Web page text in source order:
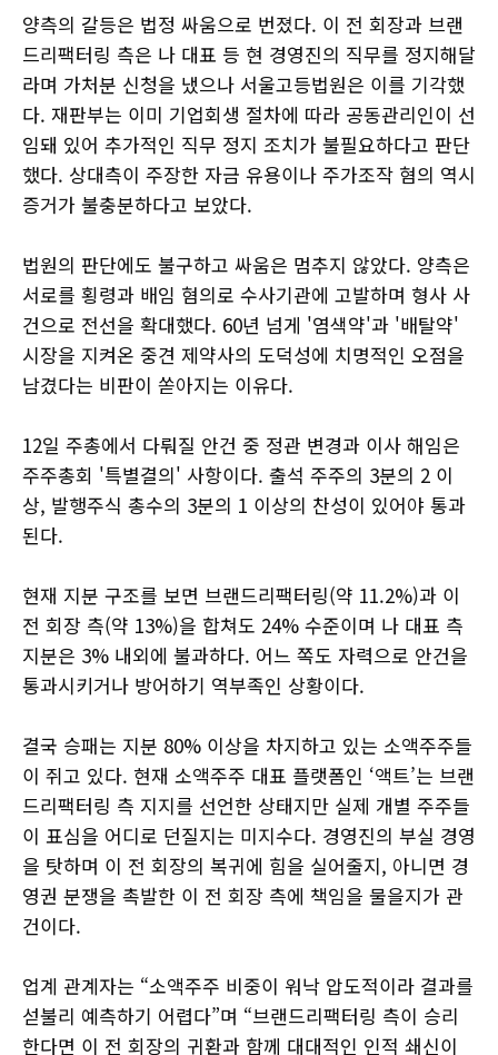
양측의 갈등은 법정 싸움으로 번졌다. 이 전 회장과 브랜
드리팩터링 측은 나 대표 등 현 경영진의 직무를 정지해달
라며 가처분 신청을 냈으나 서울고등법원은 이를 기각했
다. 재판부는 이미 기업회생 절차에 따라 공동관리인이 선
임돼 있어 추가적인 직무 정지 조치가 불필요하다고 판단
했다. 상대측이 주장한 자금 유용이나 주가조작 혐의 역시
증거가 불충분하다고 보았다.
법원의 판단에도 불구하고 싸움은 멈추지 않았다. 양측은
서로를 횡령과 배임 혐의로 수사기관에 고발하며 형사 사
건으로 전선을 확대했다. 60년 넘게 '염색약'과 '배탈약'
시장을 지켜온 중견 제약사의 도덕성에 치명적인 오점을
남겼다는 비판이 쏟아지는 이유다.
12일 주총에서 다뤄질 안건 중 정관 변경과 이사 해임은
주주총회 '특별결의' 사항이다. 출석 주주의 3분의 2 이
상, 발행주식 총수의 3분의 1 이상의 찬성이 있어야 통과
된다.
현재 지분 구조를 보면 브랜드리팩터링(약 11.2%)과 이
전 회장 측(약 13%)을 합쳐도 24% 수준이며 나 대표 측
지분은 3% 내외에 불과하다. 어느 쪽도 자력으로 안건을
통과시키거나 방어하기 역부족인 상황이다.
결국 승패는 지분 80% 이상을 차지하고 있는 소액주주들
이 쥐고 있다. 현재 소액주주 대표 플랫폼인 ‘액트’는 브랜
드리팩터링 측 지지를 선언한 상태지만 실제 개별 주주들
이 표심을 어디로 던질지는 미지수다. 경영진의 부실 경영
을 탓하며 이 전 회장의 복귀에 힘을 실어줄지, 아니면 경
영권 분쟁을 촉발한 이 전 회장 측에 책임을 물을지가 관
건이다.
업계 관계자는 “소액주주 비중이 워낙 압도적이라 결과를
섣불리 예측하기 어렵다”며 “브랜드리팩터링 측이 승리
한다면 이 전 회장의 귀환과 함께 대대적인 인적 쇄신이